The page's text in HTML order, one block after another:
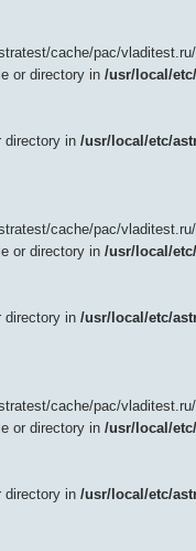
cache/pac/vladitest.ru/
or directory in /usr/local/
directory in /usr/local/etc/
cache/pac/vladitest.ru/
or directory in /usr/local/
directory in /usr/local/etc/
cache/pac/vladitest.ru/
or directory in /usr/local/
directory in /usr/local/etc/